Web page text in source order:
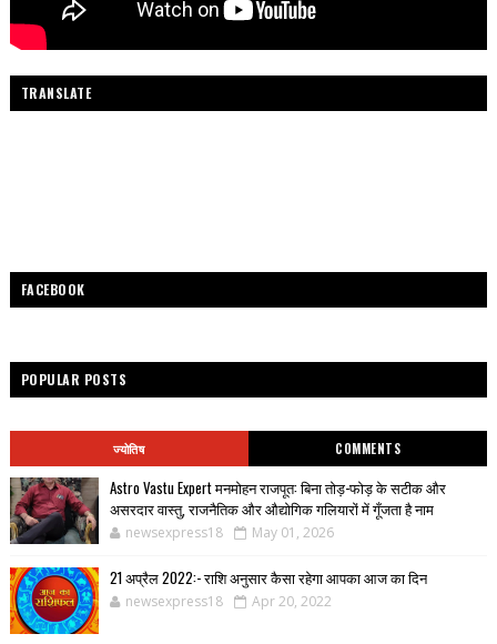
TRANSLATE
FACEBOOK
POPULAR POSTS
ज्योतिष COMMENTS
Astro Vastu Expert मनमोहन राजपूत: बिना तोड़-फोड़ के सटीक और
असरदार वास्तु, राजनैतिक और औद्योगिक गलियारों में गूँजता है नाम
newsexpress18 May 01, 2026
21 अप्रैल 2022:- राशि अनुसार कैसा रहेगा आपका आज का दिन
newsexpress18 Apr 20, 2022